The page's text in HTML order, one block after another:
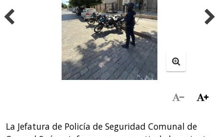
La Jefatura de Policía de Seguridad Comunal de